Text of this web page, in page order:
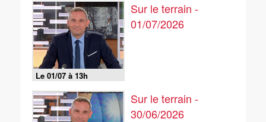
Le 01/07 à 13h
Sur le terrain -
01/07/2026
Sur le terrain -
30/06/2026